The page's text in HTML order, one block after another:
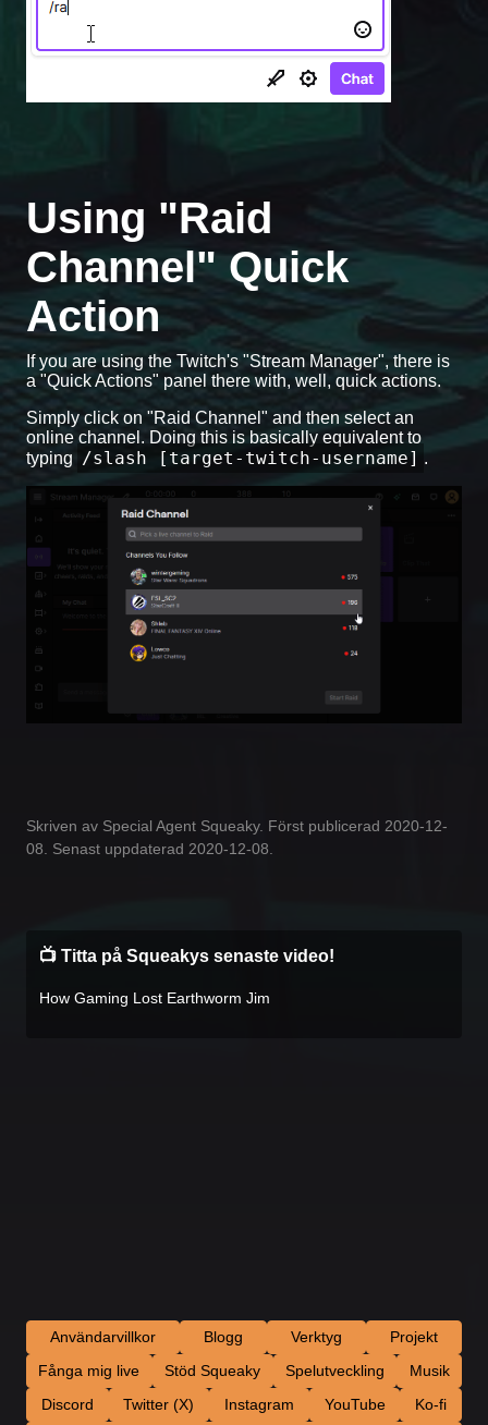
Using "Raid
Channel" Quick
Action
If you are using the Twitch's "Stream Manager", there is
a "Quick Actions" panel there with, well, quick actions.
Simply click on "Raid Channel" and then select an
online channel. Doing this is basically equivalent to
typing /slash [target-twitch-username] .
Skriven av Special Agent Squeaky. Först publicerad 2020-12-
08. Senast uppdaterad 2020-12-08.
📺 Titta på Squeakys senaste video!
How Gaming Lost Earthworm Jim
Användarvillkor Blogg Verktyg
Projekt
Fånga mig live
Stöd Squeaky Spelutveckling
Musik
Discord
Twitter (X) Instagram YouTube Ko-fi